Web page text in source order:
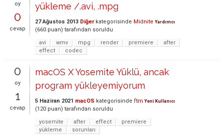
oy
0
cevap
yükleme /.avi, .mpg
27 Ağustos 2013 Diğerkategorisinde Midnite Yardımcı
(660 puan) tarafından soruldu
avi
wmv mpg render premiere
after
effect
codec
0
oy
1
cevap
macOS X Yosemite Yüklü, ancak
program yükleyemiyorum
5 Haziran 2021 macOS kategorisinde ftm Yeni Kullanıcı
(120 puan) tarafından soruldu
yosemite
after effect
premiere
yükleme
sorunları